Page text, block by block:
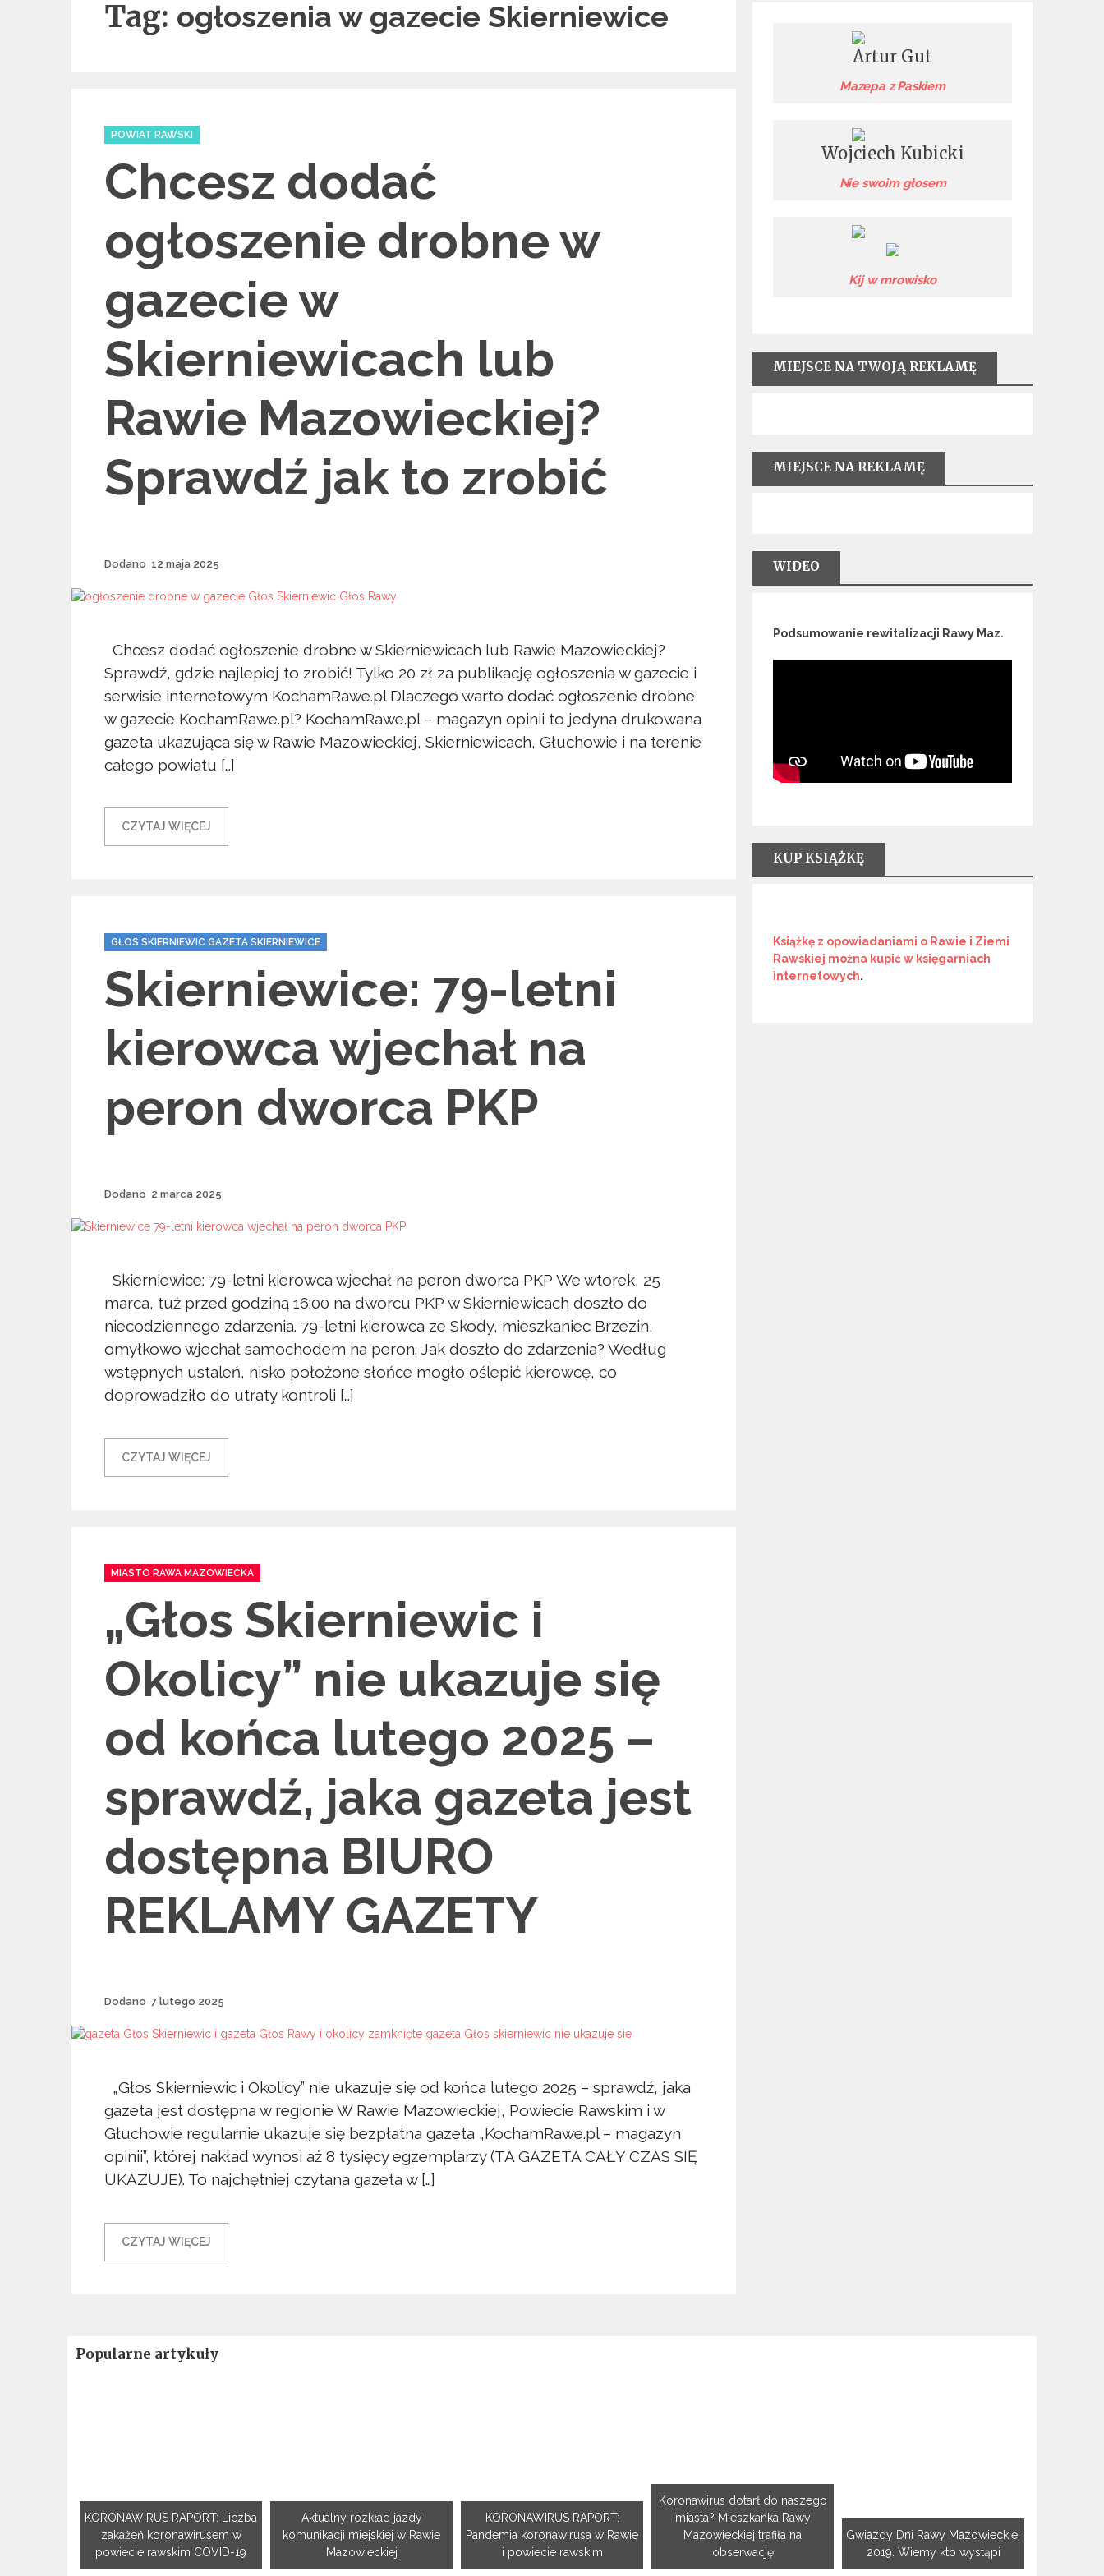
Tag: ogłoszenia w gazecie Skierniewice
Categories
POWIAT RAWSKI
Chcesz dodać
ogłoszenie drobne w
gazecie w
Skierniewicach lub
Rawie Mazowieckiej?
Sprawdź jak to zrobić
Dodano 12 maja 2025
Chcesz dodać ogłoszenie drobne w Skierniewicach lub Rawie Mazowieckiej?
Sprawdź, gdzie najlepiej to zrobić! Tylko 20 zł za publikację ogłoszenia w gazecie i
serwisie internetowym KochamRawe.pl Dlaczego warto dodać ogłoszenie drobne
w gazecie KochamRawe.pl? KochamRawe.pl – magazyn opinii to jedyna drukowana
gazeta ukazująca się w Rawie Mazowieckiej, Skierniewicach, Głuchowie i na terenie
całego powiatu […]
CZYTAJ WIĘCEJ
Categories
GŁOS SKIERNIEWIC GAZETA SKIERNIEWICE
Skierniewice: 79-letni
kierowca wjechał na
peron dworca PKP
Dodano 2 marca 2025
Skierniewice: 79-letni kierowca wjechał na peron dworca PKP We wtorek, 25
marca, tuż przed godziną 16:00 na dworcu PKP w Skierniewicach doszło do
niecodziennego zdarzenia. 79-letni kierowca ze Skody, mieszkaniec Brzezin,
omyłkowo wjechał samochodem na peron. Jak doszło do zdarzenia? Według
wstępnych ustaleń, nisko położone słońce mogło oślepić kierowcę, co
doprowadziło do utraty kontroli […]
CZYTAJ WIĘCEJ
Categories
MIASTO RAWA MAZOWIECKA
„Głos Skierniewic i
Okolicy” nie ukazuje się
od końca lutego 2025 –
sprawdź, jaka gazeta jest
dostępna BIURO
REKLAMY GAZETY
Dodano 7 lutego 2025
„Głos Skierniewic i Okolicy” nie ukazuje się od końca lutego 2025 – sprawdź, jaka
gazeta jest dostępna w regionie W Rawie Mazowieckiej, Powiecie Rawskim i w
Głuchowie regularnie ukazuje się bezpłatna gazeta „KochamRawe.pl – magazyn
opinii”, której nakład wynosi aż 8 tysięcy egzemplarzy (TA GAZETA CAŁY CZAS SIĘ
UKAZUJE). To najchętniej czytana gazeta w […]
CZYTAJ WIĘCEJ
Artur Gut
Mazepa z Paskiem
Wojciech Kubicki
Nie swoim głosem
Kij w mrowisko
MIEJSCE NA TWOJĄ REKLAMĘ
MIEJSCE NA REKLAMĘ
WIDEO
Podsumowanie rewitalizacji Rawy Maz.
KUP KSIĄŻKĘ
Książkę z opowiadaniami o Rawie i Ziemi
Rawskiej można kupić w księgarniach
internetowych.
Popularne artykuły
KORONAWIRUS RAPORT: Liczba
zakażeń koronawirusem w
powiecie rawskim COVID-19
Aktualny rozkład jazdy
komunikacji miejskiej w Rawie
Mazowieckiej
KORONAWIRUS RAPORT:
Pandemia koronawirusa w Rawie
i powiecie rawskim
Koronawirus dotarł do naszego
miasta? Mieszkanka Rawy
Mazowieckiej trafiła na
obserwację
Gwiazdy Dni Rawy Mazowieckiej
2019. Wiemy kto wystąpi